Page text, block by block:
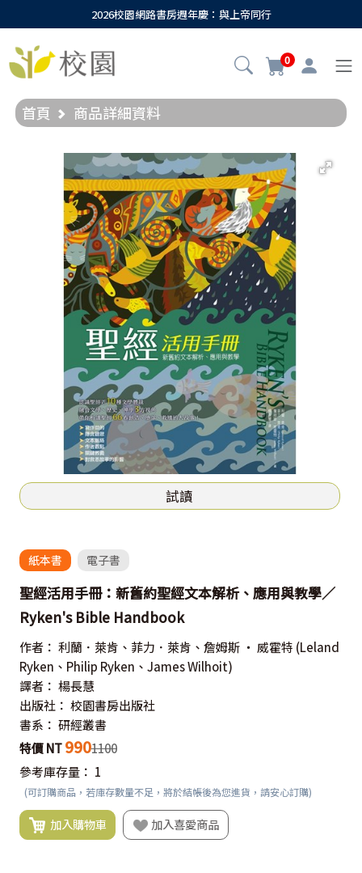
2026校園網路書房週年慶：與上帝同行
0
首頁 商品詳細資料
試讀
紙本書 電子書
聖經活用手冊：新舊約聖經文本解析、應用與教學／
Ryken's Bible Handbook
作者： 利蘭．萊肯、菲力．萊肯、詹姆斯 ‧ 威霍特 (Leland
Ryken、Philip Ryken、James Wilhoit)
譯者： 楊長慧
出版社： 校園書房出版社
書系： 研經叢書
特價 NT 9901100
參考庫存量： 1
(可訂購商品，若庫存數量不足，將於結帳後為您進貨，請安心訂購)
加入購物車 加入喜愛商品